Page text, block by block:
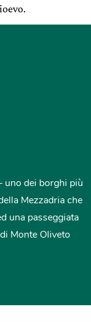
uno dei borghi più
Mezzadria che
una passeggiata
Monte Oliveto